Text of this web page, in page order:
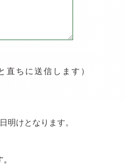
直ちに送信します）
明けとなります。